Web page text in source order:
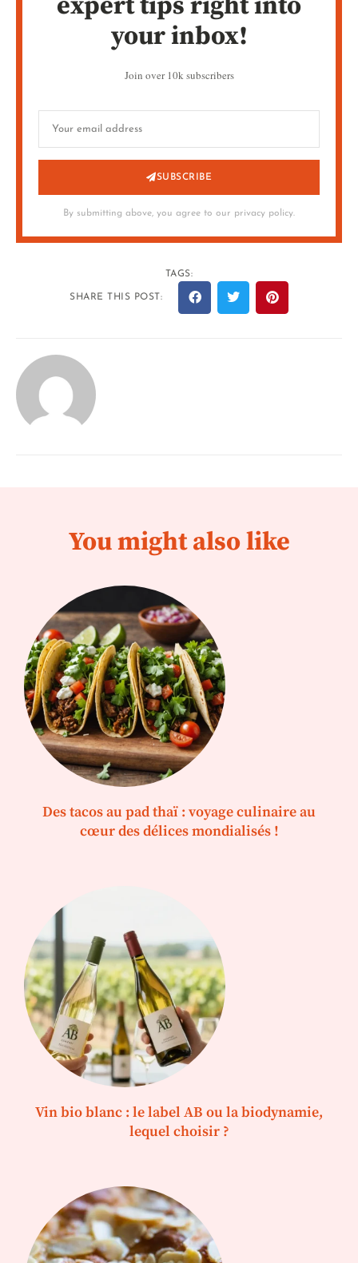
your inbox!
Join over 10k subscribers
SUBSCRIBE
By submitting above, you agree to our privacy policy.
TAGS:
SHARE THIS POST:
You might also like
Des tacos au pad thaï : voyage culinaire au
cœur des délices mondialisés !
Vin bio blanc : le label AB ou la biodynamie,
lequel choisir ?